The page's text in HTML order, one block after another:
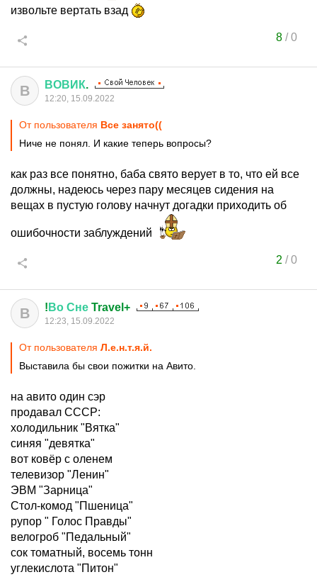
извольте вертать взад
8/0
В ВОВИК.
12:20, 15.09.2022
От пользователя Все занято((
Ниче не понял. И какие теперь вопросы?
как раз все понятно, баба свято верует в то, что ей все
должны, надеюсь через пару месяцев сидения на
вещах в пустую голову начнут догадки приходить об
ошибочности заблуждений
2 /0
В ! Во Сне Travel+
12:23, 15.09.2022
От пользователя Л.е.н.т.я.й.
Выставила бы свои пожитки на Авито.
на авито один сэр
продавал СССР:
холодильник "Вятка"
синяя "девятка"
вот ковёр с оленем
телевизор "Ленин"
ЭВМ "Зарница"
Стол-комод "Пшеница"
рупор " Голос Правды"
велогроб "Педальный"
сок томатный, восемь тонн
углекислота "Питон"